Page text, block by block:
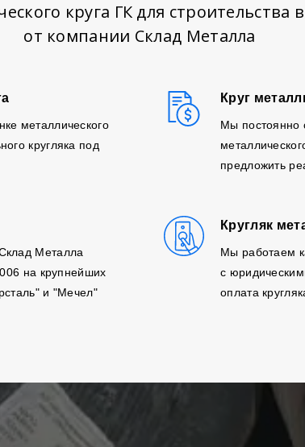
круга ГК для строительства
от компании Склад Металла
металлического
кругляка под
Круг
Мы постоянно
предложить
Металла
на крупнейших
и "Мечел"
Кругляк
Мы работаем
с
оплата